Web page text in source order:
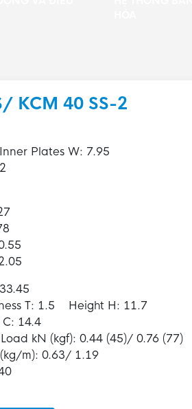
KCM 40 SS-2
Plates W: 7.95
T: 1.5 Height H: 11.7
14.4
kN (kgf): 0.44 (45)/ 0.76 (77)
m): 0.63/ 1.19